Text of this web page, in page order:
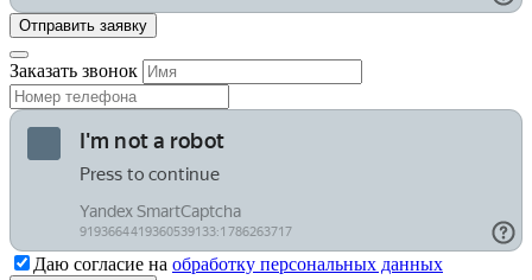
Заказать звонок
Даю согласие на обработку персональных данных